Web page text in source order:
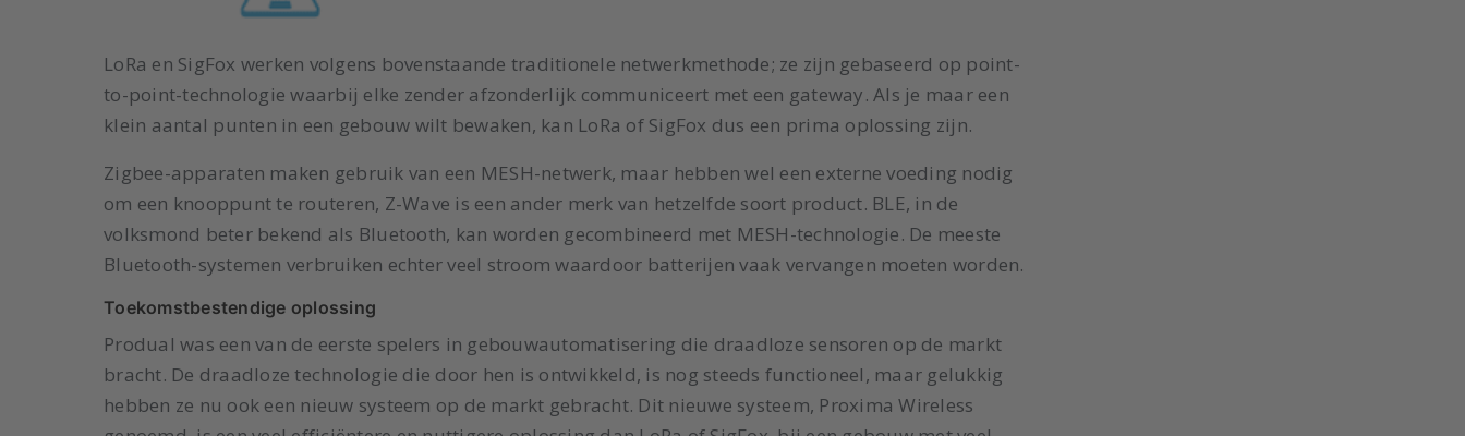
LoRa en SigFox werken volgens bovenstaande traditionele netwerkmethode; ze zijn gebaseerd op point-
to-point-technologie waarbij elke zender afzonderlijk communiceert met een gateway. Als je maar een
klein aantal punten in een gebouw wilt bewaken, kan LoRa of SigFox dus een prima oplossing zijn.
Zigbee-apparaten maken gebruik van een MESH-netwerk, maar hebben wel een externe voeding nodig
om een knooppunt te routeren, Z-Wave is een ander merk van hetzelfde soort product. BLE, in de
volksmond beter bekend als Bluetooth, kan worden gecombineerd met MESH-technologie. De meeste
Bluetooth-systemen verbruiken echter veel stroom waardoor batterijen vaak vervangen moeten worden.
Toekomstbestendige oplossing
Produal was een van de eerste spelers in gebouwautomatisering die draadloze sensoren op de markt
bracht. De draadloze technologie die door hen is ontwikkeld, is nog steeds functioneel, maar gelukkig
hebben ze nu ook een nieuw systeem op de markt gebracht. Dit nieuwe systeem, Proxima Wireless